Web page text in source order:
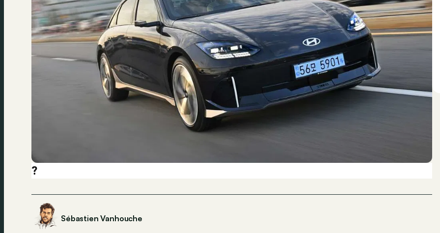
?
Sébastien Vanhouche